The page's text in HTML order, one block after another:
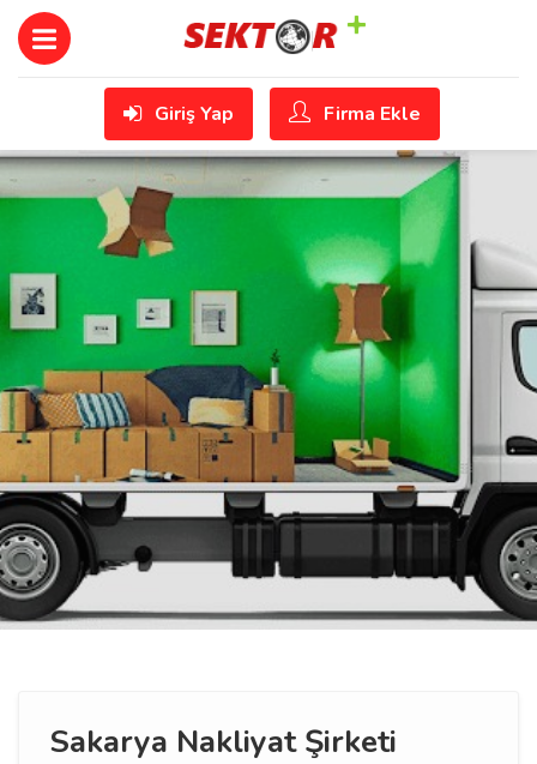
Giriş Yap Firma Ekle
Sakarya Nakliyat Şirketi